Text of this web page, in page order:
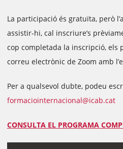
La participació és gratuïta, però
assistir-hi, cal inscriure’s
cop completada la inscripció, els
correu electrònic de Zoom amb
Per a qualsevol dubte, podeu
formaciointernacional@icab.cat
CONSULTA EL PROGRAMA